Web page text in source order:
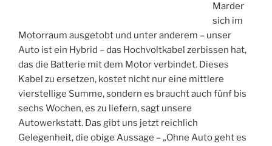
Marder
sich im
Motorraum ausgetobt und unter anderem – unser
Auto ist ein Hybrid – das Hochvoltkabel zerbissen hat,
das die Batterie mit dem Motor verbindet. Dieses
Kabel zu ersetzen, kostet nicht nur eine mittlere
vierstellige Summe, sondern es braucht auch fünf bis
sechs Wochen, es zu liefern, sagt unsere
Autowerkstatt. Das gibt uns jetzt reichlich
Gelegenheit, die obige Aussage – „Ohne Auto geht es